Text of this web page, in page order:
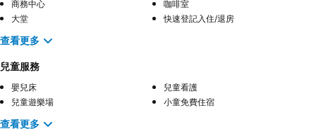
商務中心
咖啡室
大堂
快速登記入住/退房
查看更多
兒童服務
嬰兒床
兒童看護
兒童遊樂場
小童免費住宿
查看更多